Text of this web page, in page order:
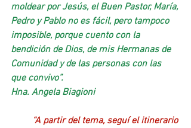
moldear por Jesús, el Buen Pastor, María,
Pedro y Pablo no es fácil, pero tampoco
imposible, porque cuento con la
bendición de Dios, de mis Hermanas de
Comunidad y de las personas con las
que convivo”.
Hna. Angela Biagioni
“A partir del tema, seguí el itinerario